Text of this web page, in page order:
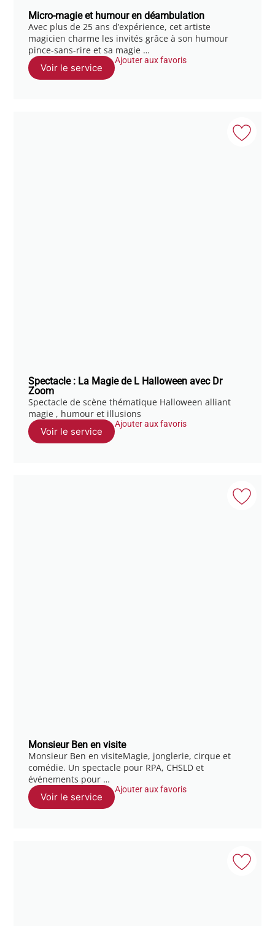
Micro-magie et humour en déambulation
Avec plus de 25 ans d’expérience, cet artiste
magicien charme les invités grâce à son humour
pince-sans-rire et sa magie …
Voir le service
Ajouter aux favoris
Spectacle : La Magie de L Halloween avec Dr
Zoom
Spectacle de scène thématique Halloween alliant
magie , humour et illusions
Voir le service
Ajouter aux favoris
Monsieur Ben en visite
Monsieur Ben en visiteMagie, jonglerie, cirque et
comédie. Un spectacle pour RPA, CHSLD et
événements pour …
Voir le service
Ajouter aux favoris